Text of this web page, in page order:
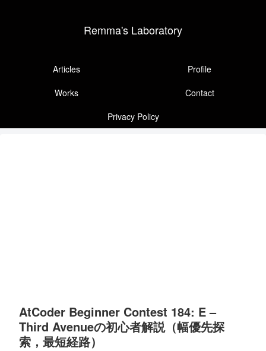
Remma's Laboratory
Articles
Profile
Works
Contact
Privacy Policy
AtCoder Beginner Contest 184: E –
Third Avenueの初心者解説（幅優先探
索，最短経路）